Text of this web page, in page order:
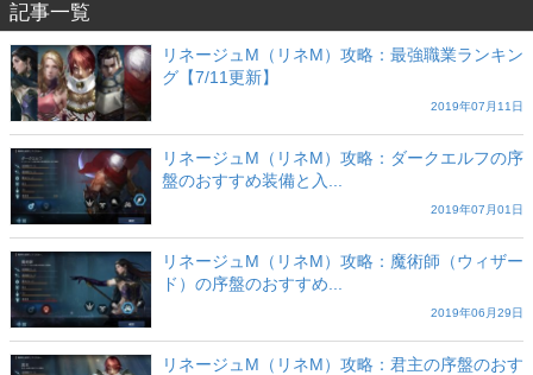
記事一覧
リネージュM（リネM）攻略：最強職業ランキン
グ【7/11更新】
2019年07月11日
リネージュM（リネM）攻略：ダークエルフの序
盤のおすすめ装備と入...
2019年07月01日
リネージュM（リネM）攻略：魔術師（ウィザー
ド）の序盤のおすすめ...
2019年06月29日
リネージュM（リネM）攻略：君主の序盤のおす